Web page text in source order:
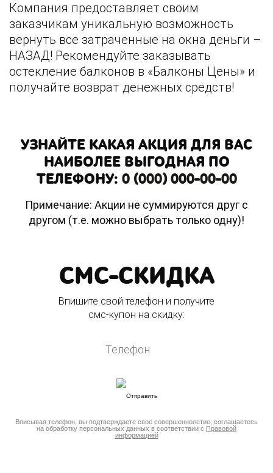
Компания предоставляет своим
заказчикам уникальную возможность
вернуть все затраченные на окна деньги –
НАЗАД! Рекомендуйте заказывать
остекление балконов в «Балконы Цены» и
получайте возврат денежных средств!
УЗНАЙТЕ КАКАЯ АКЦИЯ ДЛЯ ВАС
НАИБОЛЕЕ ВЫГОДНАЯ ПО
ТЕЛЕФОНУ: 0 (000) 000-00-00
Примечание: Акции не суммируются друг с
другом (т.е. можно выбрать только одну)!
СМС-СКИДКА
Впишите свой телефон и получите
смс-купон на скидку:
Вписывая телефон, вы подтверждаете свое совершеннолетие, соглашаетесь
на обработку персональных данных в соответствии с Правовой
информацией